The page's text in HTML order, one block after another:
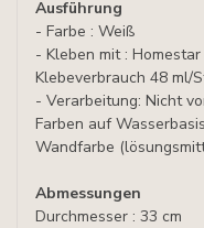
Ausführung
- Farbe : Weiß
- Kleben mit :
Klebeverbrauch 48 ml/
- Verarbeitung: Nicht
Farben auf
Wandfarbe
Abmessungen
Durchmesser : 33 cm